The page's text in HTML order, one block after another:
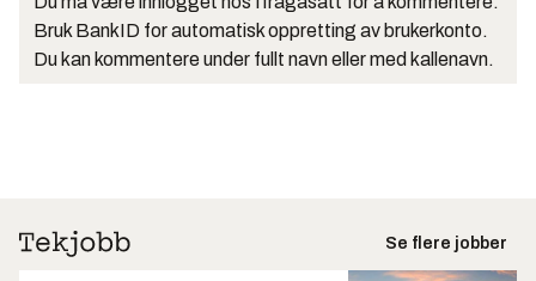
Bruk BankID for automatisk oppretting av brukerkonto.
Du kan kommentere under fullt navn eller med kallenavn.
Se flere jobber